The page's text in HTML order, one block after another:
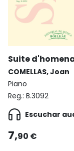
Suite
COMELLAS, Joan
Piano
Reg.: B.3092
Escuchar
7,90 €